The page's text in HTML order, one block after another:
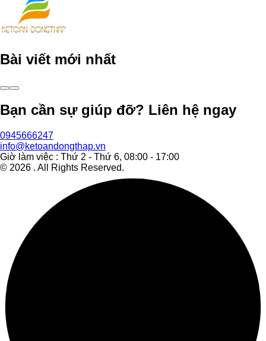
Bài viết mới nhất
Bạn cần sự giúp đỡ? Liên hệ ngay
0945666247
info@ketoandongthap.vn
Giờ làm việc : Thứ 2 - Thứ 6, 08:00 - 17:00
© 2026 . All Rights Reserved.